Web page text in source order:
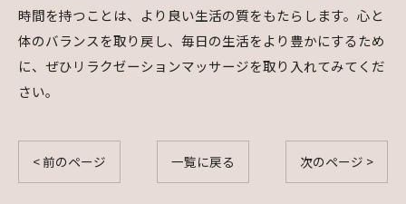
時間を持つことは、より良い生活の質をもたらします。心と
体のバランスを取り戻し、毎日の生活をより豊かにするため
に、ぜひリラクゼーションマッサージを取り入れてみてくだ
さい。
< 前のページ 一覧に戻る 次のページ >